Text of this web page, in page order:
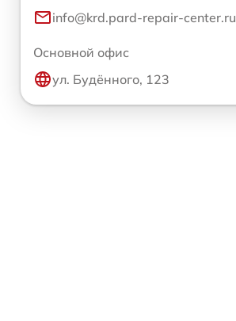
info@krd.pard-repair-center.ru
Основной офис
ул. Будённого, 123